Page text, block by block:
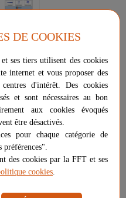
de support en acier et lisses
à des support en acier qui
RUPTURE DE STOCK
DE COOKIES
ses tiers utilisent des cookies
internet et vous proposer des
d'intérêt. Des cookies
et sont nécessaires au bon
aux cookies évoqués
être désactivés.
pour chaque catégorie de
des cookies par la FFT et ses
cookies